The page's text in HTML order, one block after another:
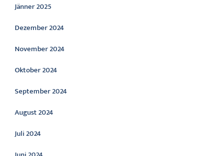
Jänner 2025
Dezember 2024
November 2024
Oktober 2024
September 2024
August 2024
Juli 2024